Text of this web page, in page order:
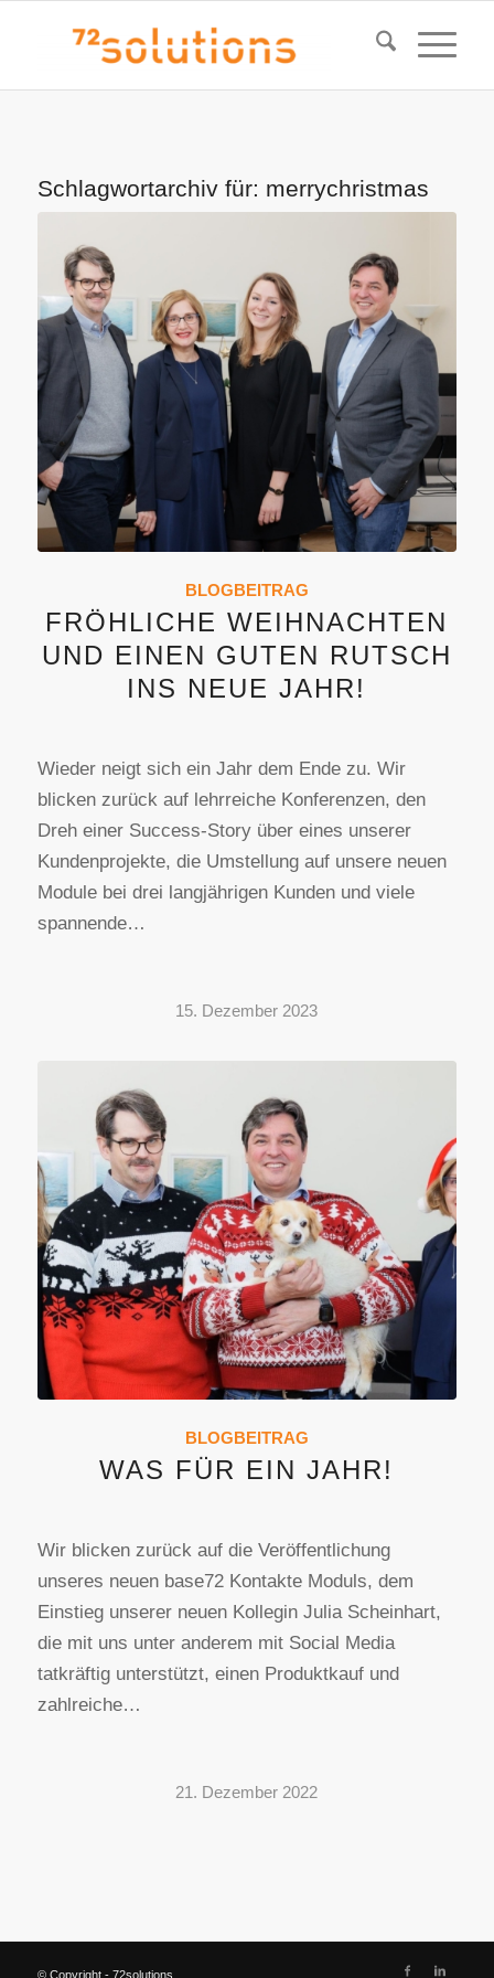
Schlagwortarchiv für: merrychristmas
BLOGBEITRAG
FRÖHLICHE WEIHNACHTEN
UND EINEN GUTEN RUTSCH
INS NEUE JAHR!
Wieder neigt sich ein Jahr dem Ende zu. Wir
blicken zurück auf lehrreiche Konferenzen, den
Dreh einer Success-Story über eines unserer
Kundenprojekte, die Umstellung auf unsere neuen
Module bei drei langjährigen Kunden und viele
spannende…
15. Dezember 2023
BLOGBEITRAG
WAS FÜR EIN JAHR!
Wir blicken zurück auf die Veröffentlichung
unseres neuen base72 Kontakte Moduls, dem
Einstieg unserer neuen Kollegin Julia Scheinhart,
die mit uns unter anderem mit Social Media
tatkräftig unterstützt, einen Produktkauf und
zahlreiche…
21. Dezember 2022
© Copyright - 72solutions